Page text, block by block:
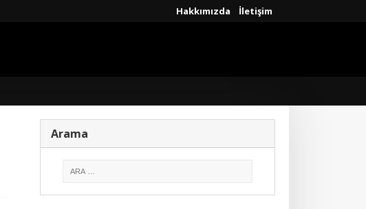
Hakkımızda İletişim
Arama